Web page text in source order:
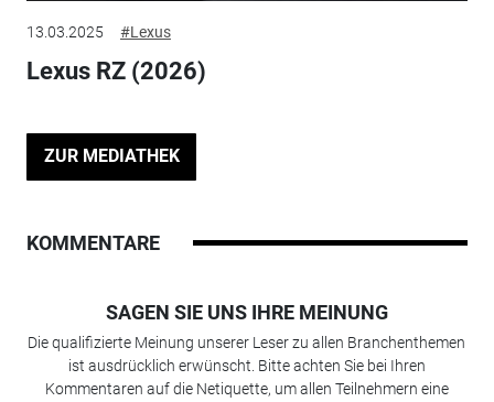
13.03.2025 #Lexus
Lexus RZ (2026)
ZUR MEDIATHEK
KOMMENTARE
SAGEN SIE UNS IHRE MEINUNG
Die qualifizierte Meinung unserer Leser zu allen Branchenthemen
ist ausdrücklich erwünscht. Bitte achten Sie bei Ihren
Kommentaren auf die Netiquette, um allen Teilnehmern eine